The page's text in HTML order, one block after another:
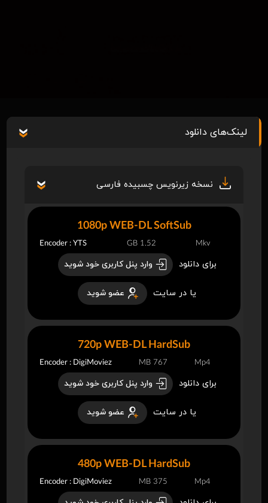
لینک‌های دانلود
نسخه زیرنویس چسبیده فارسی
برای دانلود وارد پنل کاربری خود شوید
یا در سایت عضو شوید
1080p WEB-DL SoftSub
Encoder : YTS 1.52 GB Mkv
برای دانلود وارد پنل کاربری خود شوید
یا در سایت عضو شوید
720p WEB-DL HardSub
Encoder : DigiMoviez 767 MB Mp4
480p WEB-DL HardSub
Encoder : DigiMoviez 375 MB Mp4